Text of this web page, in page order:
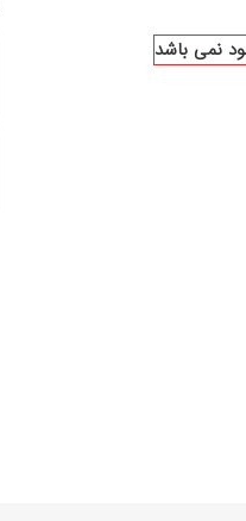
نمی باشد